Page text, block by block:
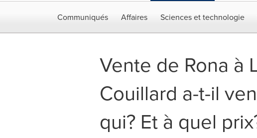
Communiqués Affaires Sciences et technologie
Vente de Rona à
Couillard a-t-il
qui? Et à quel